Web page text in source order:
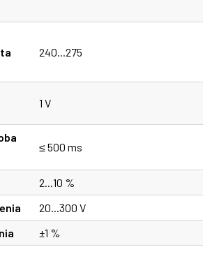
240...275
1 V
≤ 500 ms
2...10 %
20...300 V
±1 %